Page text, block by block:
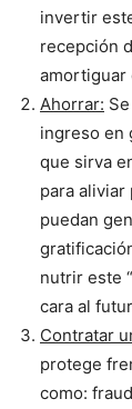
invertir
recepción
amortiguar
Ahorrar:
ingreso en
que sirva
para
puedan
nutrir este
cara al
Contratar
protege
como: